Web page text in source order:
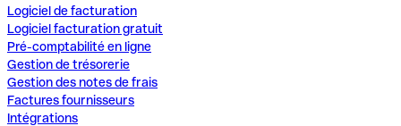
Logiciel de facturation
Logiciel facturation gratuit
Pré-comptabilité en ligne
Gestion de trésorerie
Gestion des notes de frais
Factures fournisseurs
Intégrations